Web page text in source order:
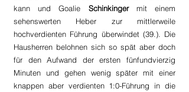
kann und Goalie Schinkinger mit einem
sehenswerten Heber zur mittlerweile
hochverdienten Führung überwindet (39.). Die
Hausherren belohnen sich so spät aber doch
für den Aufwand der ersten fünfundvierzig
Minuten und gehen wenig später mit einer
knappen aber verdienten 1:0-Führung in die